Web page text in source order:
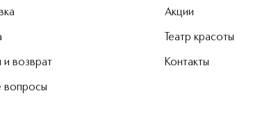
возврат
вопросы
Акции
Театр красоты
Контакты